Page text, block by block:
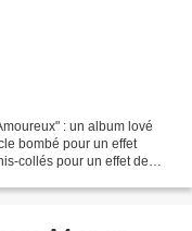
: un album lové
bombé pour un effet
collés pour un effet de